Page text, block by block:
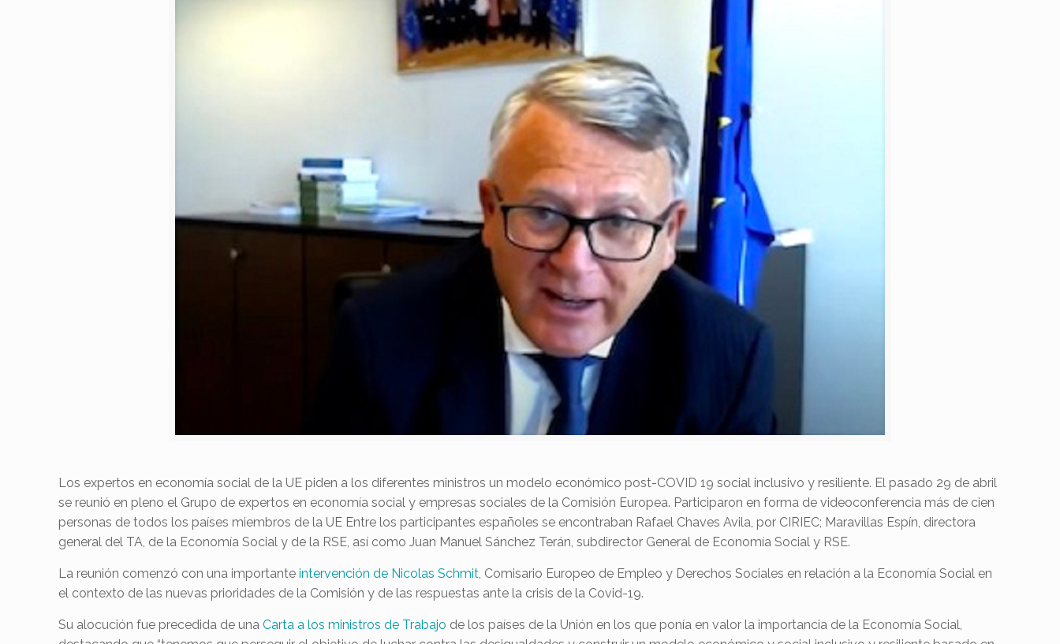
Los expertos en economía social de la UE piden a los diferentes ministros un modelo económico post-COVID 19 social inclusivo y resiliente. El pasado 29 de abril
se reunió en pleno el Grupo de expertos en economía social y empresas sociales de la Comisión Europea. Participaron en forma de videoconferencia más de cien
personas de todos los países miembros de la UE Entre los participantes españoles se encontraban Rafael Chaves Avila, por CIRIEC; Maravillas Espín, directora
general del TA, de la Economía Social y de la RSE, así como Juan Manuel Sánchez Terán, subdirector General de Economía Social y RSE.
La reunión comenzó con una importanteintervención de Nicolas Schmit, Comisario Europeo de Empleo y Derechos Sociales en relación a la Economía Social en
el contexto de las nuevas prioridades de la Comisión y de las respuestas ante la crisis de la Covid-19.
Su alocución fue precedida de unaCarta a los ministros de Trabajo de los países de la Unión en los que ponía en valor la importancia de la Economía Social,